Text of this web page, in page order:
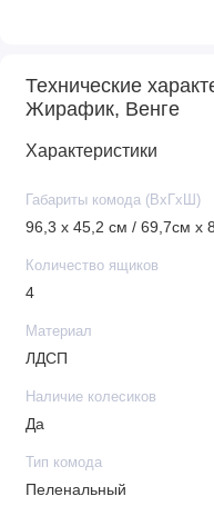
Технические
Жирафик, Венге
Характеристики
Габариты комода (ВхГхШ)
96,3 х 45,2 см / 69,7см х
Количество ящиков
4
Материал
ЛДСП
Наличие колесиков
Да
Тип комода
Пеленальный